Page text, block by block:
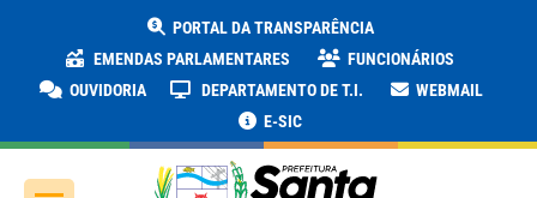
PORTAL DA TRANSPARÊNCIA
EMENDAS PARLAMENTARES
FUNCIONÁRIOS
OUVIDORIA
DEPARTAMENTO DE T.I.
WEBMAIL
E-SIC